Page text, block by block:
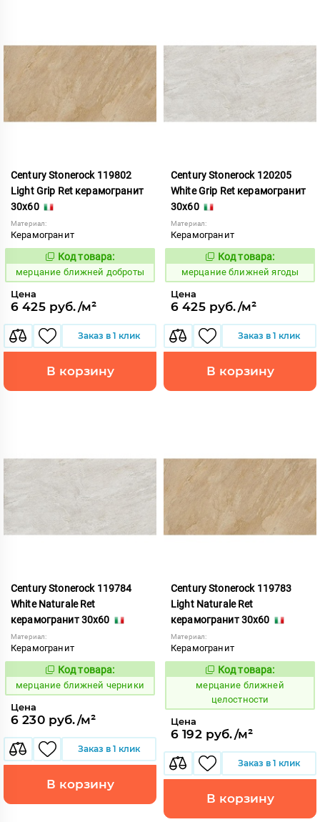
Century Stonerock 119802
Light Grip Ret керамогранит
30x60
Материал:
Керамогранит
969497
Код товара:
мерцание ближней доброты
Цена
6 425 руб./м²
Заказ в 1 клик
В корзину
Century Stonerock 120205
White Grip Ret керамогранит
30x60
Материал:
Керамогранит
969499
Код товара:
мерцание ближней ягоды
Цена
6 425 руб./м²
Заказ в 1 клик
В корзину
Century Stonerock 119784
White Naturale Ret
керамогранит 30x60
Материал:
Керамогранит
969494
Код товара:
мерцание ближней черники
Цена
6 230 руб./м²
Заказ в 1 клик
В корзину
Century Stonerock 119783
Light Naturale Ret
керамогранит 30x60
Материал:
Керамогранит
969493
Код товара:
мерцание ближней
целостности
Цена
6 192 руб./м²
Заказ в 1 клик
В корзину